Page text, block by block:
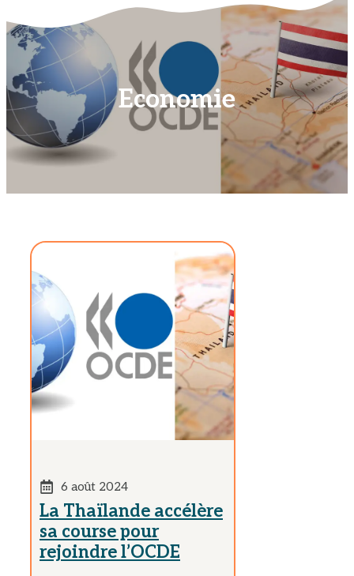
Economie
6 août 2024
La Thaïlande accélère
sa course pour
rejoindre l’OCDE